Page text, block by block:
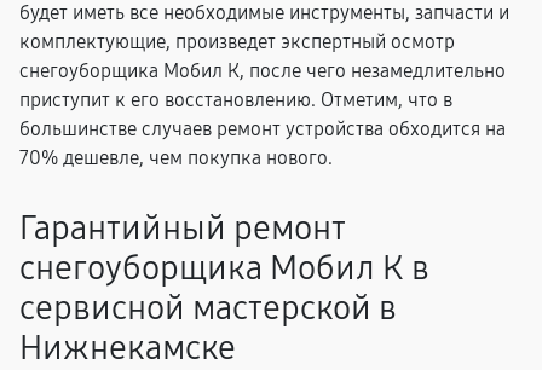
будет иметь все необходимые инструменты, запчасти и
комплектующие, произведет экспертный осмотр
снегоуборщика Мобил К, после чего незамедлительно
приступит к его восстановлению. Отметим, что в
большинстве случаев ремонт устройства обходится на
70% дешевле, чем покупка нового.
Гарантийный ремонт
снегоуборщика Мобил К в
сервисной мастерской в
Нижнекамске